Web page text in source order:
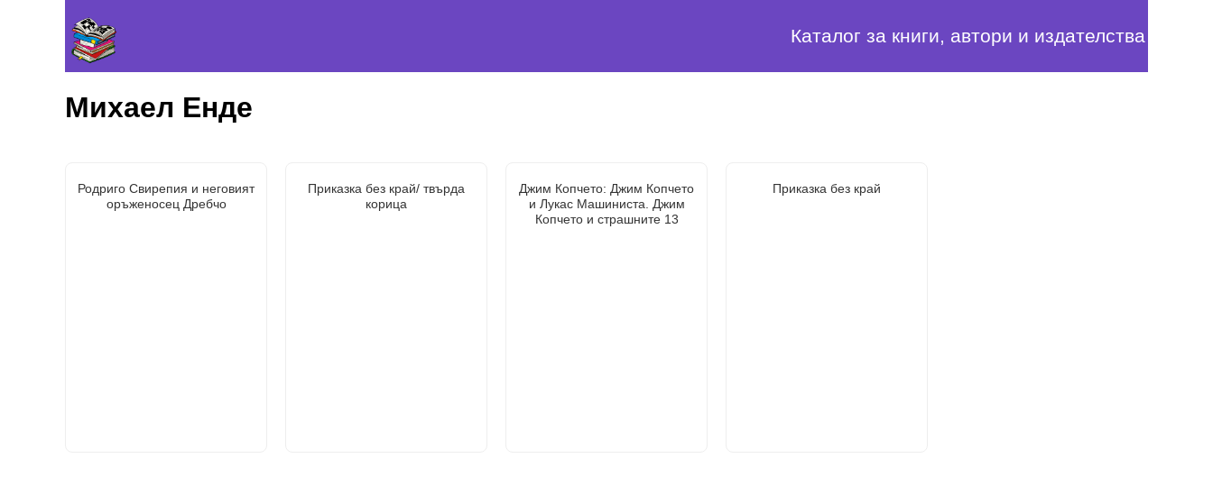
Каталог за книги, автори и издателства
Михаел Енде
Родриго Свирепия и неговият
оръженосец Дребчо
Приказка без край/ твърда
корица
Джим Копчето: Джим Копчето
и Лукас Машиниста. Джим
Копчето и страшните 13
Приказка без край